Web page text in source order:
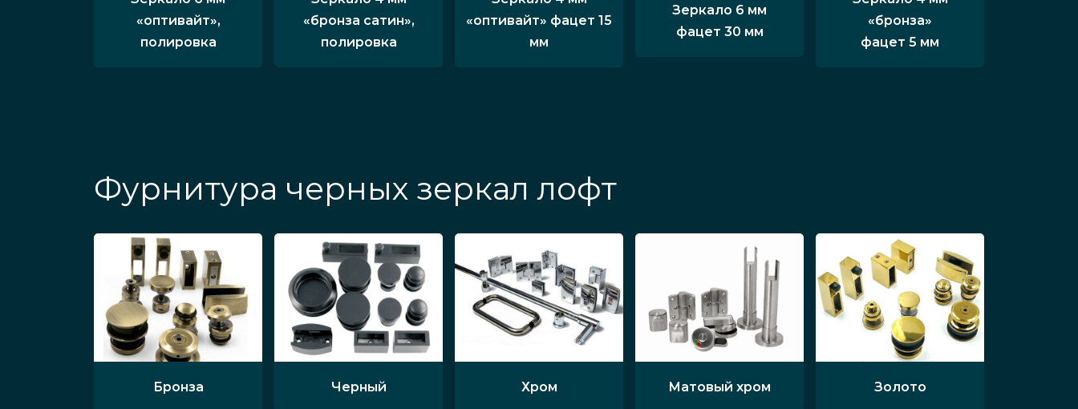
«оптивайт»,
полировка
«бронза сатин»,
полировка
«оптивайт» фацет 15
мм
Зеркало 6 мм
фацет 30 мм
«бронза»
фацет 5 мм
Фурнитура черных зеркал лофт
Бронза Черный Хром Матовый хром Золото